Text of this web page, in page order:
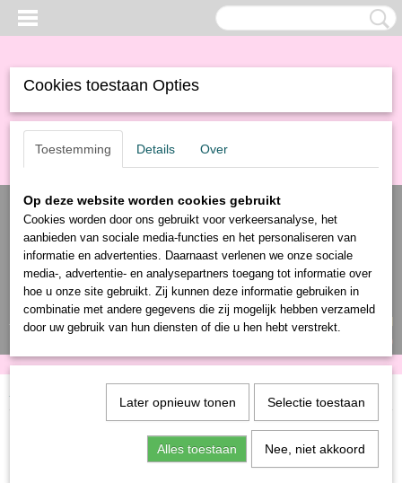
Inloggen Registreren
UW WINKELWAGEN
(0)
Home
Cookies toestaan Opties
Toestemming Details Over
Op deze website worden cookies gebruikt
Cookies worden door ons gebruikt voor verkeersanalyse, het
aanbieden van sociale media-functies en het personaliseren van
informatie en advertenties. Daarnaast verlenen we onze sociale
media-, advertentie- en analysepartners toegang tot informatie over
hoe u onze site gebruikt. Zij kunnen deze informatie gebruiken in
combinatie met andere gegevens die zij mogelijk hebben verzameld
door uw gebruik van hun diensten of die u hen hebt verstrekt.
Later opnieuw tonen Selectie toestaan
Alles toestaan Nee, niet akkoord